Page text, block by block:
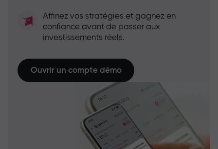
Affinez vos stratégies et gagnez en
confiance avant de passer aux
investissements réels.
Ouvrir un compte démo